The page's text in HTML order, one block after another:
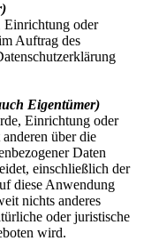
Einrichtung oder
Auftrag des
Eigentümer)
Einrichtung oder
über die
Daten
einschließlich der
diese Anwendung
nichts anderes
oder juristische
wird.